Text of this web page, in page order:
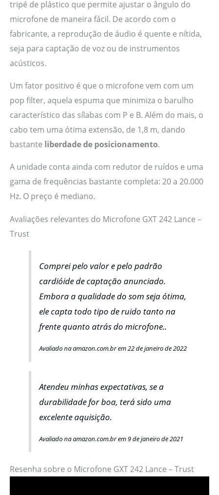
tripé de plástico que permite ajustar o ângulo do
microfone de maneira fácil. De acordo com o
fabricante, a reprodução de áudio é quente e nítida,
seja para captação de voz ou de instrumentos
acústicos.
Um fator positivo é que o microfone vem com um
pop filter, aquela espuma que minimiza o barulho
característico das sílabas com P e B. Além do mais, o
cabo tem uma ótima extensão, de 1,8 m, dando
bastante liberdade de posicionamento.
A unidade conta ainda com redutor de ruídos e uma
gama de frequências bastante completa: 20 a 20.000
Hz. O preço é mediano.
Avaliações relevantes do Microfone GXT 242 Lance –
Trust
Comprei pelo valor e pelo padrão
cardióide de captação anunciado.
Embora a qualidade do som seja ótima,
ele capta todo tipo de ruido tanto na
frente quanto atrás do microfone..
Avaliado na amazon.com.br em 22 de janeiro de 2022
Atendeu minhas expectativas, se a
durabilidade for boa, terá sido uma
excelente aquisição.
Avaliado na amazon.com.br em 9 de janeiro de 2021
Resenha sobre o Microfone GXT 242 Lance – Trust